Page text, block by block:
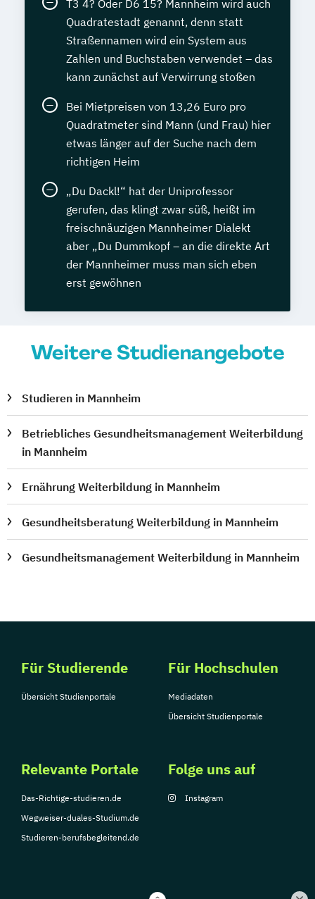
T3 4? Oder D6 15? Mannheim wird auch
Quadratestadt genannt, denn statt
Straßennamen wird ein System aus
Zahlen und Buchstaben verwendet – das
kann zunächst auf Verwirrung stoßen
Bei Mietpreisen von 13,26 Euro pro
Quadratmeter sind Mann (und Frau) hier
etwas länger auf der Suche nach dem
richtigen Heim
„Du Dackl!“ hat der Uniprofessor
gerufen, das klingt zwar süß, heißt im
freischnäuzigen Mannheimer Dialekt
aber „Du Dummkopf – an die direkte Art
der Mannheimer muss man sich eben
erst gewöhnen
Weitere Studienangebote
Studieren in Mannheim
Betriebliches Gesundheitsmanagement Weiterbildung
in Mannheim
Ernährung Weiterbildung in Mannheim
Gesundheitsberatung Weiterbildung in Mannheim
Gesundheitsmanagement Weiterbildung in Mannheim
Für Studierende
Übersicht Studienportale
Für Hochschulen
Mediadaten
Übersicht Studienportale
Relevante Portale
Das-Richtige-studieren.de
Wegweiser-duales-Studium.de
Studieren-berufsbegleitend.de
Folge uns auf
Instagram